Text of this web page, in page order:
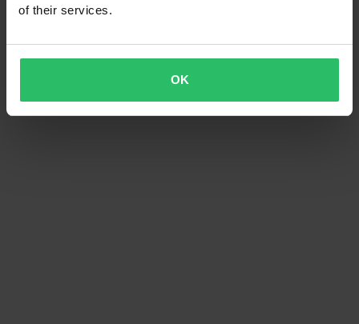
of their services.
OK